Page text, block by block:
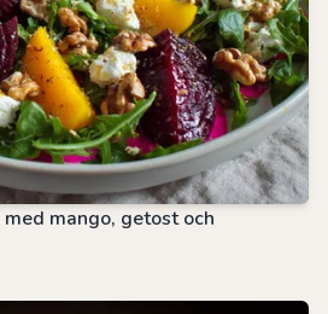
mango, getost och